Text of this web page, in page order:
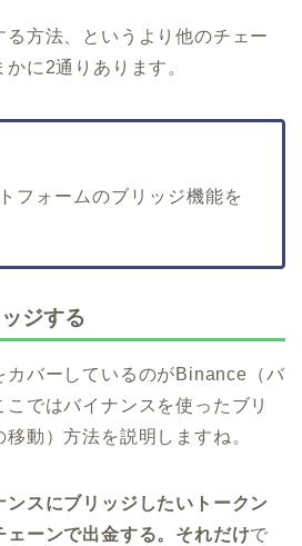
方法、というより他のチェー
に2通りあります。
フォームのブリッジ機能を
ジする
カバーしているのがBinance（バ
ではバイナンスを使ったブリ
動）方法を説明しますね。
ンスにブリッジしたいトークン
ェーンで出金する。それだけで